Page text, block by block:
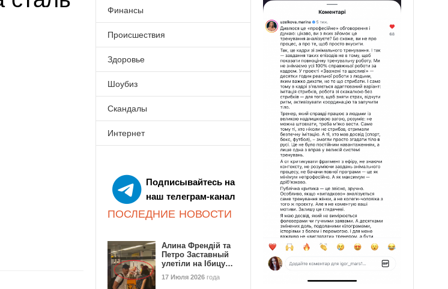
Финансы
Происшествия
Здоровье
Шоубиз
Скандалы
Интернет
Подписывайтесь на
наш телеграм-канал
ПОСЛЕДНИЕ НОВОСТИ
Алина Френдій та
Петро Заставный
улетіли на Ібицу…
17 Июля 2026 года